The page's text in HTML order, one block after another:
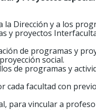
Dirección y a los
y proyectos
de programas y
social.
de programas y
facultad con
para vincular a